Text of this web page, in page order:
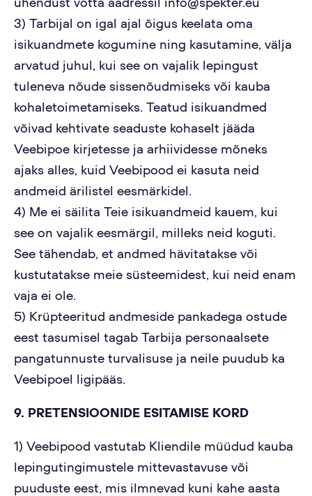
ühendust võtta aadressil info@spekter.eu
3) Tarbijal on igal ajal õigus keelata oma
isikuandmete kogumine ning kasutamine, välja
arvatud juhul, kui see on vajalik lepingust
tuleneva nõude sissenõudmiseks või kauba
kohaletoimetamiseks. Teatud isikuandmed
võivad kehtivate seaduste kohaselt jääda
Veebipoe kirjetesse ja arhiividesse mõneks
ajaks alles, kuid Veebipood ei kasuta neid
andmeid ärilistel eesmärkidel.
4) Me ei säilita Teie isikuandmeid kauem, kui
see on vajalik eesmärgil, milleks neid koguti.
See tähendab, et andmed hävitatakse või
kustutatakse meie süsteemidest, kui neid enam
vaja ei ole.
5) Krüpteeritud andmeside pankadega ostude
eest tasumisel tagab Tarbija personaalsete
pangatunnuste turvalisuse ja neile puudub ka
Veebipoel ligipääs.
9. PRETENSIOONIDE ESITAMISE KORD
1) Veebipood vastutab Kliendile müüdud kauba
lepingutingimustele mittevastavuse või
puuduste eest, mis ilmnevad kuni kahe aasta